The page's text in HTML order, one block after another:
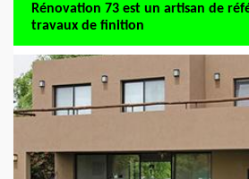
Rénovation 73 est un artisan de
travaux de finition